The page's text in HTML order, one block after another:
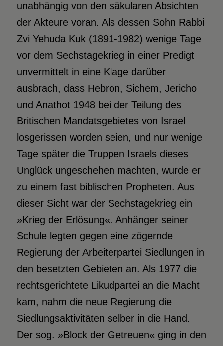
unabhängig von den säkularen Absichten
der Akteure voran. Als dessen Sohn Rabbi
Zvi Yehuda Kuk (1891-1982) wenige Tage
vor dem Sechstagekrieg in einer Predigt
unvermittelt in eine Klage darüber
ausbrach, dass Hebron, Sichem, Jericho
und Anathot 1948 bei der Teilung des
Britischen Mandatsgebietes von Israel
losgerissen worden seien, und nur wenige
Tage später die Truppen Israels dieses
Unglück ungeschehen machten, wurde er
zu einem fast biblischen Propheten. Aus
dieser Sicht war der Sechstagekrieg ein
»Krieg der Erlösung«. Anhänger seiner
Schule legten gegen eine zögernde
Regierung der Arbeiterpartei Siedlungen in
den besetzten Gebieten an. Als 1977 die
rechtsgerichtete Likudpartei an die Macht
kam, nahm die neue Regierung die
Siedlungsaktivitäten selber in die Hand.
Der sog. »Block der Getreuen« ging in den